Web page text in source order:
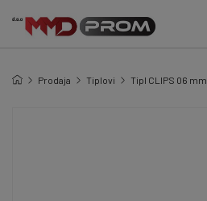
Prodaja Tiplovi Tipl CLIPS 06 mm